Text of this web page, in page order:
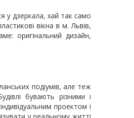
у дзеркала, хай так само
вікна в м. Львів,
оригінальний дизайн,
подіумів, але теж
бувають різними і
проектом і